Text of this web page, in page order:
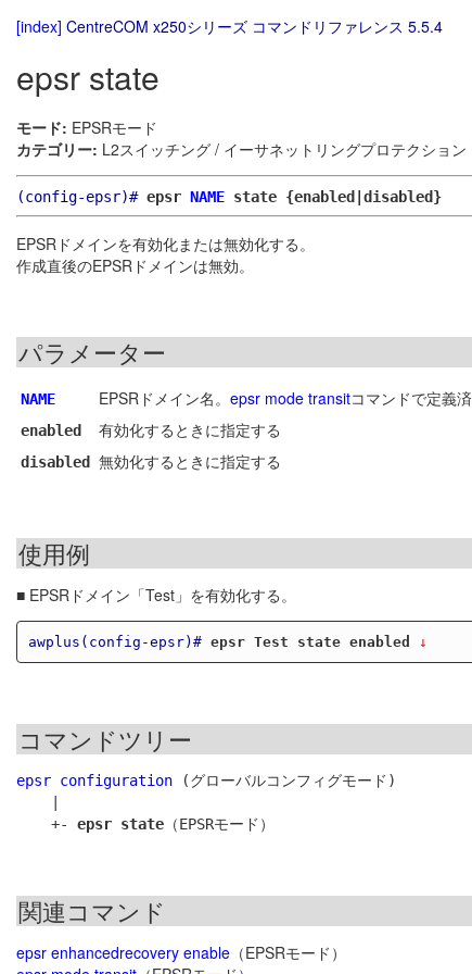
[index] CentreCOM x250シリーズ コマンドリファレンス 5.5.4
epsr state
モード: EPSRモード
カテゴリー: L2スイッチング / イーサネットリングプロテクション
(config-epsr)# epsr NAME state {enabled|disabled}
EPSRドメインを有効化または無効化する。
作成直後のEPSRドメインは無効。
パラメーター
NAME EPSRドメイン名。 epsr mode transitコマンドで定義
enabled 有効化するときに指定する
disabled 無効化するときに指定する
使用例
■ EPSRドメイン「Test」を有効化する。
awplus(config-epsr)# epsr Test state enabled ↓
コマンドツリー
epsr configuration (グローバルコンフィグモード)
    +-
epsr state
関連コマンド
epsr enhancedrecovery enable （EPSRモード）